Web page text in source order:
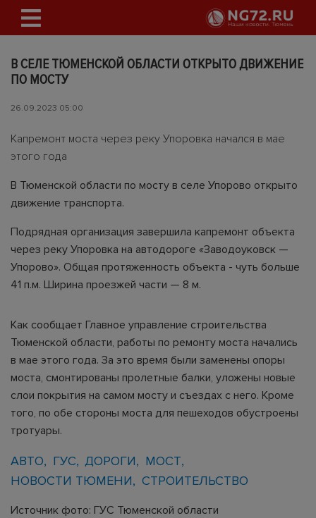
В СЕЛЕ ТЮМЕНСКОЙ ОБЛАСТИ ОТКРЫТО ДВИЖЕНИЕ
ПО МОСТУ
26.09.2023 05:00
Капремонт моста через реку Упоровка начался в мае
этого года
В Тюменской области по мосту в селе Упорово открыто
движение транспорта.
Подрядная организация завершила капремонт объекта
через реку Упоровка на автодороге «Заводоуковск —
Упорово». Общая протяженность объекта - чуть больше
41 п.м. Ширина проезжей части — 8 м.
Как сообщает Главное управление строительства
Тюменской области, работы по ремонту моста начались
в мае этого года. За это время были заменены опоры
моста, смонтированы пролетные балки, уложены новые
слои покрытия на самом мосту и съездах с него. Кроме
того, по обе стороны моста для пешеходов обустроены
тротуары.
АВТО ГУС ДОРОГИ
МОСТ
НОВОСТИ ТЮМЕНИ
СТРОИТЕЛЬСТВО
Источник фото: ГУС Тюменской области